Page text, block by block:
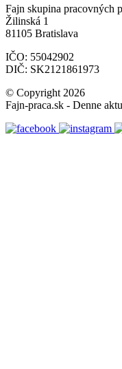
Fajn skupina pracovných
Žilinská 1
81105 Bratislava
IČO: 55042902
DIČ: SK2121861973
© Copyright 2026
Fajn-praca.sk - Denne